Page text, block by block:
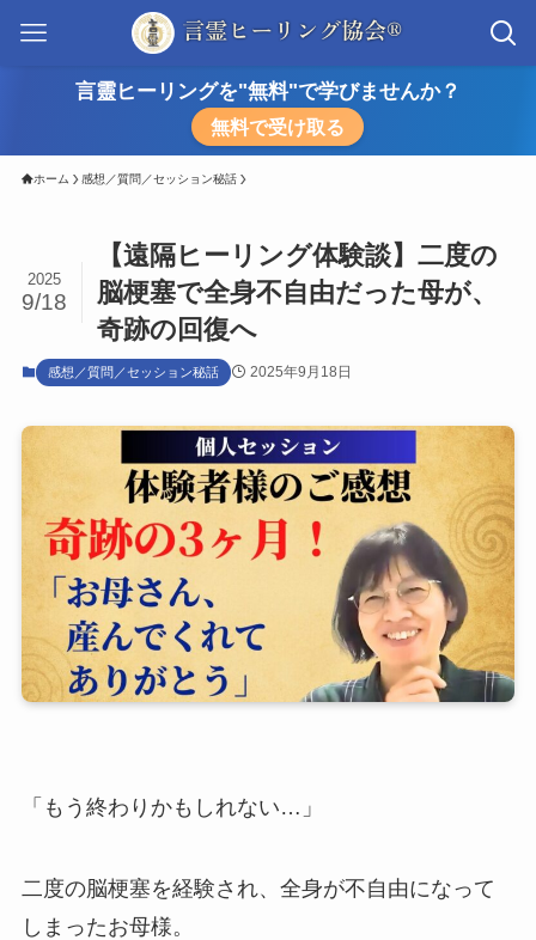
言靈ヒーリングを"無料"で学びませんか？
無料で受け取る
ホーム 感想／質問／セッション秘話
【遠隔ヒーリング体験談】二度の
脳梗塞で全身不自由だった母が、
奇跡の回復へ
2025
9/18
感想／質問／セッション秘話 2025年9月18日
「もう終わりかもしれない…」
二度の脳梗塞を経験され、全身が不自由になって
しまったお母様。